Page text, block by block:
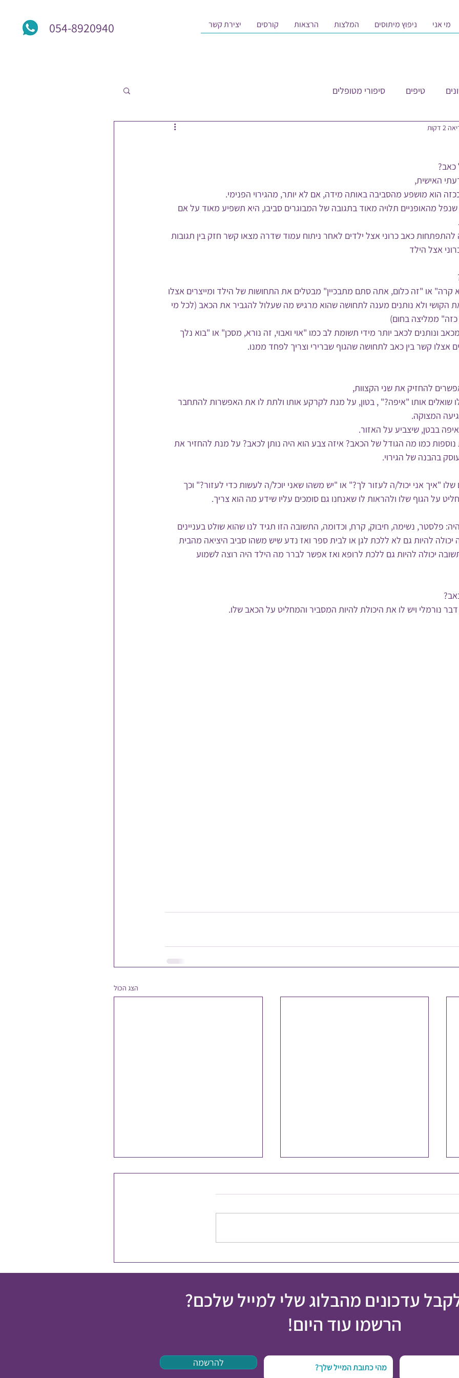
054-8920940 מי אני ניפוץ מיתוסים המלצות הרצאות קורסים יצירת קשר
טיפים סיפורי מטופלים
דקות
כאב?
האישית,
הוא מושפע מהסביבה באותה מידה, אם לא יותר, מהגירוי הפנימי.
מהאופניים תלויה מאוד בתגובה של המבוגרים סביבו, היא תשפיע מאוד על אם
כאב כרוני אצל ילדים לאחר ניתוח עמוד שדרה מצאו קשר חזק בין תגובות
אצל הילד
או "זה כלום, אתה סתם מתבכיין" מבטלים את התחושות של הילד ומייצרים אצלו
הקושי ולא נותנים מענה לתחושה שהוא מרגיש מה שעלול להגביר את הכאב (לכל מי
ממליצה בחום)
ונותנים לכאב יותר מידי תשומת לב כמו "אוי ואבוי, זה נורא, מסכן" או "בוא נלך
אצלו קשר בין כאב לתחושה שהגוף שברירי וצריך לפחד ממנו.
להחזיק את שני הקצוות,
שואלים אותו "איפה?" , בטון, על מנת לקרקע אותו ולתת לו את האפשרות להתחבר
המצוקה.
בבטן, שיצביע על האזור.
כמו מה הגודל של הכאב? איזה צבע הוא היה נותן לכאב? על מנת להחזיר את
בהבנה של הגירוי.
"איך אני יכול/ה לעזור לך?" או "יש משהו שאני יוכל/ה לעשות כדי לעזור?" וכך
על הגוף שלו ולהראות לו שאנחנו גם סומכים עליו שידע מה הוא צריך.
פלסטר, נשימה, חיבוק, קרח, וכדומה, התשובה הזו תגיד לנו שהוא שולט בעניינים
להיות גם לא ללכת לגן או לבית ספר ואז נדע שיש משהו סביב היציאה מהבית
יכולה להיות גם ללכת לרופא ואז אפשר לברר מה הילד היה רוצה לשמוע
נורמלי ויש לו את היכולת להיות המסביר והמחליט על הכאב שלו.
הצג הכול
עדכונים מהבלוג שלי למייל שלכם?
הרשמו עוד היום!
להרשמה